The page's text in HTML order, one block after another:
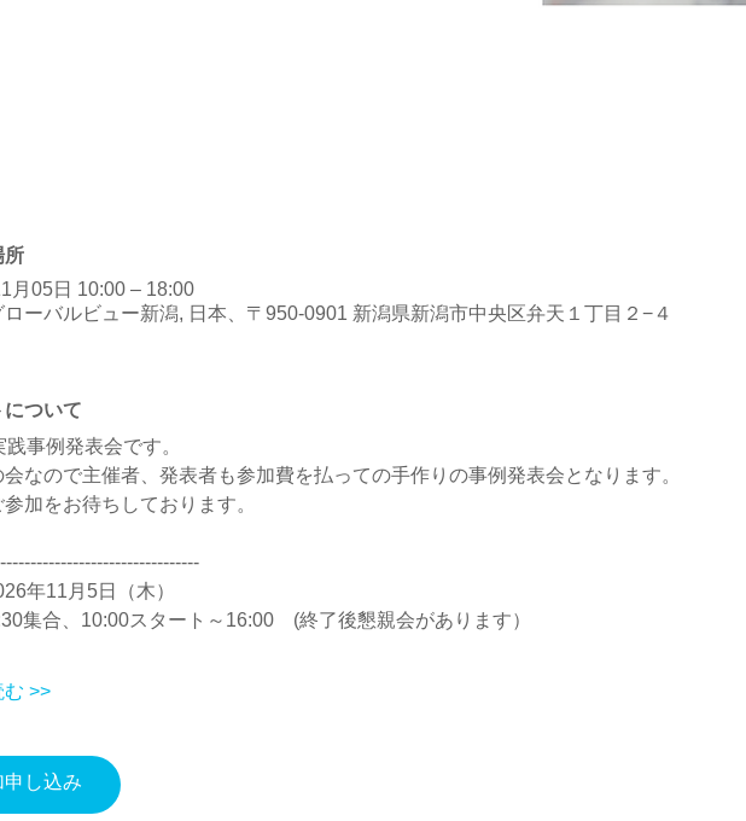
所
月05日 10:00 – 18:00
ローバルビュー新潟, 日本、〒950-0901 新潟県新潟市中央区弁天１丁目２−４
ついて
事例発表会です。
なので主催者、発表者も参加費を払っての手作りの事例発表会となります。
加をお待ちしております。
年11月5日（木）
、10:00スタート～16:00　(終了後懇親会があります）
>>
し込み